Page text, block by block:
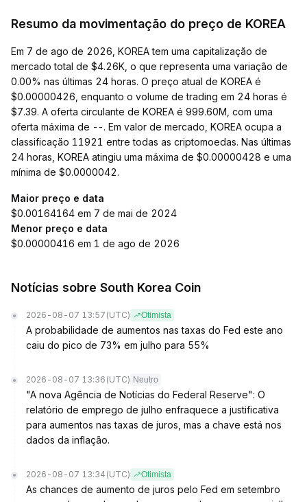
Resumo da movimentação do preço de KOREA
Em 7 de ago de 2026, KOREA tem uma capitalização de
mercado total de $4.26K, o que representa uma variação de
0.00% nas últimas 24 horas. O preço atual de KOREA é
$0.00000426, enquanto o volume de trading em 24 horas é
$7.39. A oferta circulante de KOREA é 999.60M, com uma
oferta máxima de --. Em valor de mercado, KOREA ocupa a
classificação 11921 entre todas as criptomoedas. Nas últimas
24 horas, KOREA atingiu uma máxima de $0.00000428 e uma
mínima de $0.0000042.
Maior preço e data
$0.00164164 em 7 de mai de 2024
Menor preço e data
$0.00000416 em 1 de ago de 2026
Notícias sobre South Korea Coin
2026-08-07 13:57 (UTC) Otimista
A probabilidade de aumentos nas taxas do Fed este ano
caiu do pico de 73% em julho para 55%
2026-08-07 13:36 (UTC) Neutro
"A nova Agência de Notícias do Federal Reserve": O
relatório de emprego de julho enfraquece a justificativa
para aumentos nas taxas de juros, mas a chave está nos
dados da inflação.
2026-08-07 13:34 (UTC) Otimista
As chances de aumento de juros pelo Fed em setembro